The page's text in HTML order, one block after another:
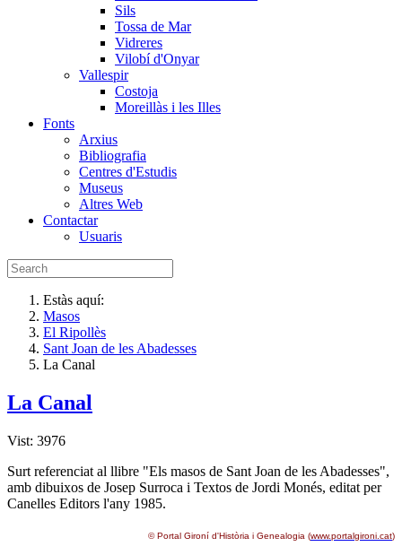
Sils
Tossa de Mar
Vidreres
Vilobí d'Onyar
Vallespir
Costoja
Moreillàs i les Illes
Fonts
Arxius
Bibliografia
Centres d'Estudis
Museus
Altres Web
Contactar
Usuaris
Estàs aquí:
Masos
El Ripollès
Sant Joan de les Abadesses
La Canal
La Canal
Vist: 3976
Surt referenciat al llibre "Els masos de Sant Joan de les Abadesses",
amb dibuixos de Josep Surroca i Textos de Jordi Monés, editat per
Canelles Editors l'any 1985.
© Portal Gironí­ d'Història i Genealogia (www.portalgironi.cat)